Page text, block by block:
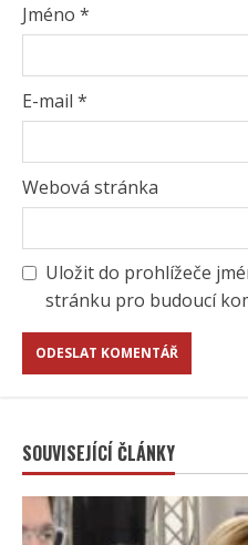
Jméno *
E-mail *
Webová stránka
Uložit do prohlížeče
stránku pro budoucí
SOUVISEJÍCÍ ČLÁNKY